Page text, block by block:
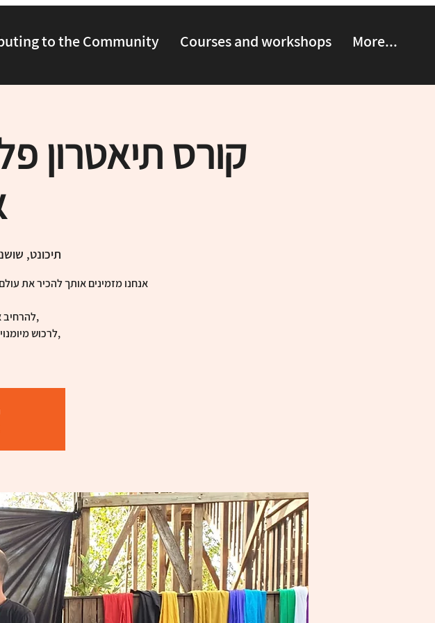
to the Community Courses and workshops More...
קורס תיאטרון
תיכונט,
אנחנו מזמינים אותך להכיר את
להרחיב
לרכוש